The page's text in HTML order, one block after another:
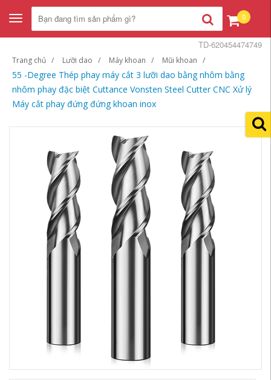
Toggle
navigation
0
Trang chủ Lưỡi dao Máy khoan Mũi khoan
55 -Degree Thép phay máy cắt 3 lưỡi dao bằng nhôm bằng
nhôm phay đặc biệt Cuttance Vonsten Steel Cutter CNC Xử lý
Máy cắt phay đứng đứng khoan inox
TD-620454474749